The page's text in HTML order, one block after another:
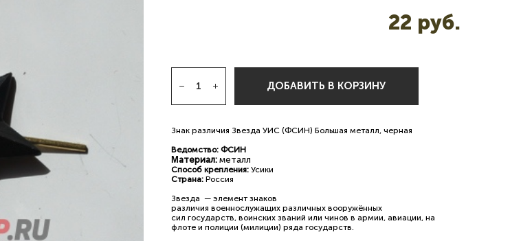
22 pуб.
ДОБАВИТЬ В КОРЗИНУ
Знак различия Звезда УИС (ФСИН) Большая металл, черная
Ведомство: ФСИН
Материал:металл
Способ крепления:Усики
Страна: Россия
Звезда — элемент знаков
различия военнослужащих различных вооружённых
сил государств, воинских званий или чинов в армии, авиации, на
флоте и полиции (милиции) ряда государств.